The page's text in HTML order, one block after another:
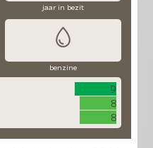
jaar in bezit
benzine
9
8
8